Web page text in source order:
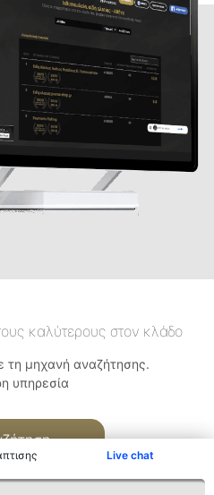
Live chat
καλύτερους στον κλάδο
τη μηχανή αναζήτησης.
υπηρεσία